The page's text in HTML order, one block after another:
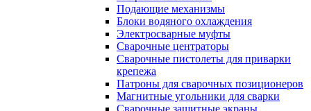
Подающие механизмы
Блоки водяного охлаждения
Электросварные муфты
Сварочные центраторы
Сварочные пистолеты для приварки
крепежа
Патроны для сварочных позиционеров
Магнитные угольники для сварки
Сварочные защитные экраны